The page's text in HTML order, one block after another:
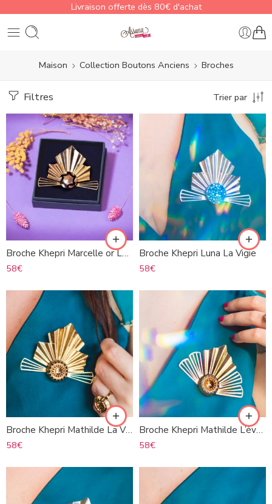
Livraison offerte dès 80€ d'achat
Maison Collection Boutons Anciens Broches
Filtres Trier par
Broche Khepri Marcelle or La Vigie
58€
Broche Khepri Luna La Vigie
58€
Broche Khepri Mathilde La Vigie
58€
Broche Khepri Mathilde L’éveillée
58€